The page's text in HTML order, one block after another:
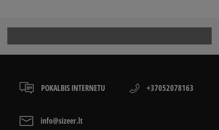
POKALBIS INTERNETU +37052078163
info@sizeer.lt